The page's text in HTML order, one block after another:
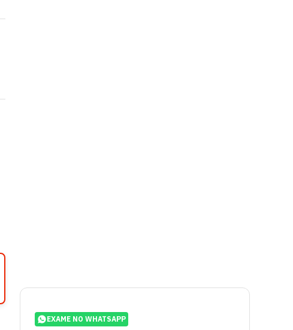
EXAME NO WHATSAPP